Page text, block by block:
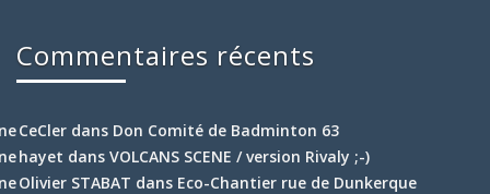
Commentaires récents
CeCler dans Don Comité de Badminton 63
hayet dans VOLCANS SCENE / version Rivaly ;-)
Olivier STABAT dans Eco-Chantier rue de Dunkerque